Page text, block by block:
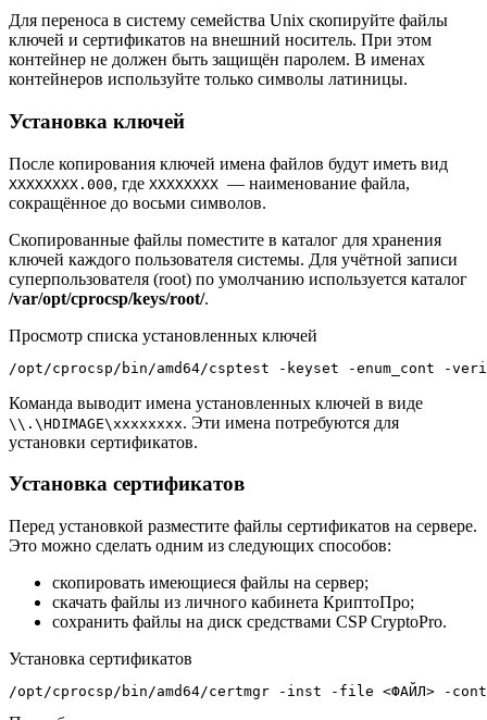
Для переноса в систему семейства Unix скопируйте файлы
ключей и сертификатов на внешний носитель. При этом
контейнер не должен быть защищён паролем. В именах
контейнеров используйте только символы латиницы.
Установка ключей
После копирования ключей имена файлов будут иметь вид
XXXXXXXX.000, где XXXXXXXX — наименование файла,
сокращённое до восьми символов.
Скопированные файлы поместите в каталог для хранения
ключей каждого пользователя системы. Для учётной записи
суперпользователя (root) по умолчанию используется каталог
/var/opt/cprocsp/keys/root/.
Просмотр списка установленных ключей
/opt/cprocsp/bin/amd64/csptest -keyset -enum_cont -
Команда выводит имена установленных ключей в виде
\\.\HDIMAGE\xxxxxxxx. Эти имена потребуются для
установки сертификатов.
Установка сертификатов
Перед установкой разместите файлы сертификатов на сервере.
Это можно сделать одним из следующих способов:
скопировать имеющиеся файлы на сервер;
скачать файлы из личного кабинета КриптоПро;
сохранить файлы на диск средствами CSP CryptoPro.
Установка сертификатов
/opt/cprocsp/bin/amd64/certmgr -inst -file <ФАЙЛ> -cont